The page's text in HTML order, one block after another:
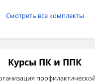
Смотреть все комплекты
Курсы ПК и ППК